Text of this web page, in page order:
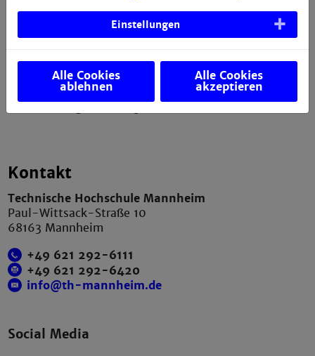
Datenschutzerklärung
Presse
Anfahrt und Campusplan
Sitemap
Kontakt
Technische Hochschule Mannheim
Paul-Wittsack-Straße 10
68163 Mannheim
+49 621 292-6111
+49 621 292-6420
info@th-mannheim.de
Social Media
Einstellungen
Alle Cookies
ablehnen
Alle Cookies
akzeptieren